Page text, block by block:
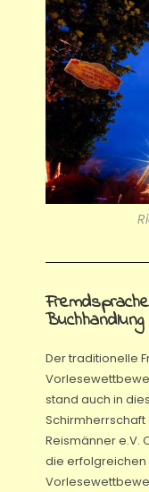
Der traditionelle
stand auch in
Reismänner e.V.
die